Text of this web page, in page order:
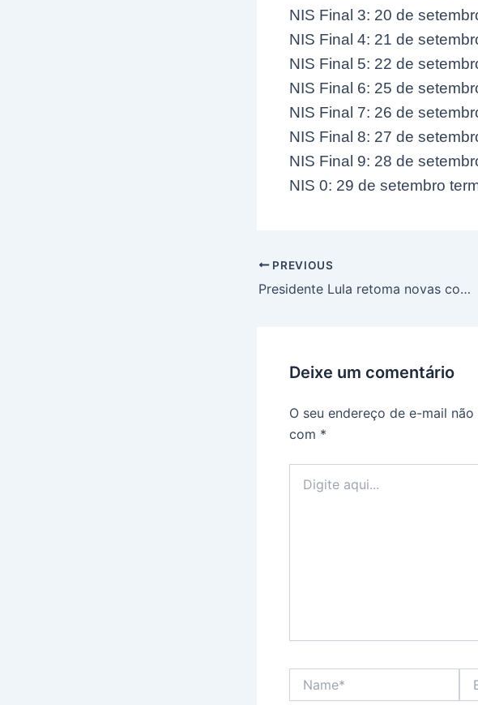
NIS Final 3: 20 de
NIS Final 4: 21 de
NIS Final 5: 22 de
NIS Final 6: 25 de
NIS Final 7: 26 de
NIS Final 8: 27 de
NIS Final 9: 28 de
NIS 0: 29 de setembro
Post
navigation
PREVIOUS
Presidente Lula retoma novas contratações do Minha Casa, Minha Vida que serão lançadas em Outubro pelo governo; Saiba mais
Deixe um comentário
O seu endereço de e-mail
com *
aqui...